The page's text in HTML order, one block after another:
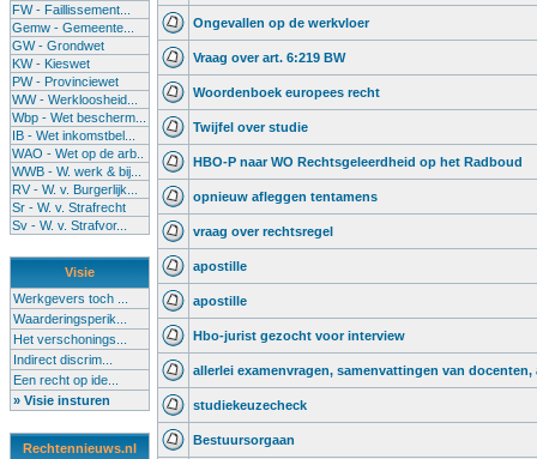
FW - Faillissement...
Gemw - Gemeente...
GW - Grondwet
KW - Kieswet
PW - Provinciewet
WW - Werkloosheid...
Wbp - Wet bescherm...
IB - Wet inkomstbel...
WAO - Wet op de arb..
WWB - W. werk & bij...
RV - W. v. Burgerlijk...
Sr - W. v. Strafrecht
Sv - W. v. Strafvor...
Visie
Werkgevers toch ...
Waarderingsperik...
Het verschonings...
Indirect discrim...
Een recht op ide...
» Visie insturen
Rechtennieuws.nl
Ongevallen op de werkvloer
Vraag over art. 6:219 BW
Woordenboek europees recht
Twijfel over studie
HBO-P naar WO Rechtsgeleerdheid op het Radboud
opnieuw afleggen tentamens
vraag over rechtsregel
apostille
apostille
Hbo-jurist gezocht voor interview
allerlei examenvragen, samenvattingen van docenten,
studiekeuzecheck
Bestuursorgaan